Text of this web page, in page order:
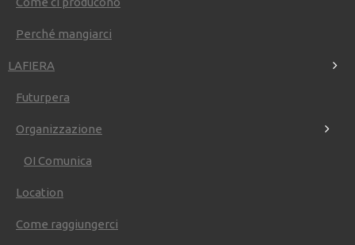
News
Nuovi Casino Italiani
Siti Scommesse
Migliori Siti Scommesse
Perché mangiarci
LAFIERA
Futurpera
Organizzazione
OI Comunica
Location
Come raggiungerci